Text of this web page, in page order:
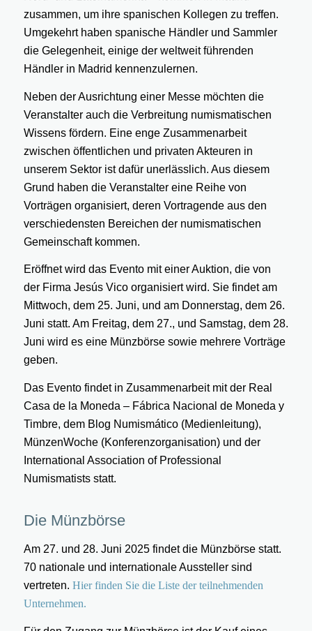
zusammen, um ihre spanischen Kollegen zu treffen.
Umgekehrt haben spanische Händler und Sammler
die Gelegenheit, einige der weltweit führenden
Händler in Madrid kennenzulernen.
Neben der Ausrichtung einer Messe möchten die
Veranstalter auch die Verbreitung numismatischen
Wissens fördern. Eine enge Zusammenarbeit
zwischen öffentlichen und privaten Akteuren in
unserem Sektor ist dafür unerlässlich. Aus diesem
Grund haben die Veranstalter eine Reihe von
Vorträgen organisiert, deren Vortragende aus den
verschiedensten Bereichen der numismatischen
Gemeinschaft kommen.
Eröffnet wird das Evento mit einer Auktion, die von
der Firma Jesús Vico organisiert wird. Sie findet am
Mittwoch, dem 25. Juni, und am Donnerstag, dem 26.
Juni statt. Am Freitag, dem 27., und Samstag, dem 28.
Juni wird es eine Münzbörse sowie mehrere Vorträge
geben.
Das Evento findet in Zusammenarbeit mit der Real
Casa de la Moneda – Fábrica Nacional de Moneda y
Timbre, dem Blog Numismático (Medienleitung),
MünzenWoche (Konferenzorganisation) und der
International Association of Professional
Numismatists statt.
Die Münzbörse
Am 27. und 28. Juni 2025 findet die Münzbörse statt.
70 nationale und internationale Aussteller sind
vertreten. Hier finden Sie die Liste der teilnehmenden
Unternehmen.